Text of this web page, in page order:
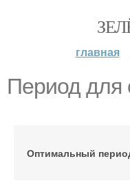
главная
Период для
Оптимальный